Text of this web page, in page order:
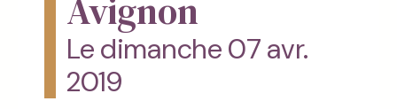
Avignon
Le dimanche 07 avr.
2019